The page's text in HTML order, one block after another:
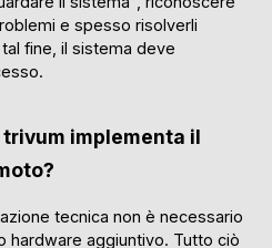
e spesso risolverli
fine, il sistema deve
trivum implementa il
tecnica non è necessario
hardware aggiuntivo. Tutto ciò